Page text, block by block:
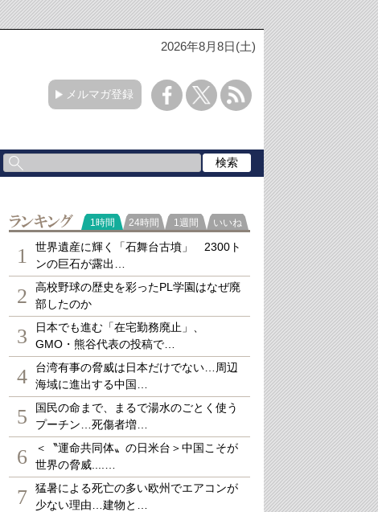
2026年8月8日(土)
メルマガ登録
ランキング
1時間 24時間 1週間 いいね
1
世界遺産に輝く「石舞台古墳」 2300ト
ンの巨石が露出…
2
高校野球の歴史を彩ったPL学園はなぜ廃
部したのか
3
日本でも進む「在宅勤務廃止」、
GMO・熊谷代表の投稿で…
4
台湾有事の脅威は日本だけでない…周辺
海域に進出する中国…
5
国民の命まで、まるで湯水のごとく使う
プーチン…死傷者増…
6
＜〝運命共同体〟の日米台＞中国こそが
世界の脅威....…
7
猛暑による死亡の多い欧州でエアコンが
少ない理由…建物と…